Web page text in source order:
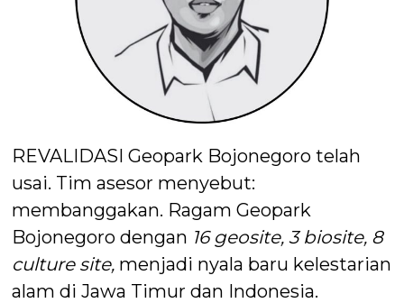
REVALIDASI Geopark Bojonegoro telah
usai. Tim asesor menyebut:
membanggakan. Ragam Geopark
Bojonegoro dengan 16 geosite, 3 biosite, 8
culture site, menjadi nyala baru kelestarian
alam di Jawa Timur dan Indonesia.